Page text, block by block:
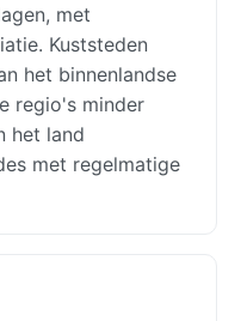
met
Kuststeden
het binnenlandse
regio's minder
het land
met regelmatige